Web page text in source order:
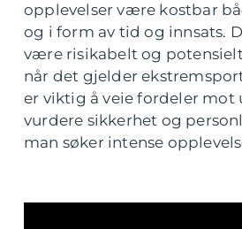
opplevelser være kostbar
og i form av tid og innsats.
være risikabelt og
når det gjelder
er viktig å veie fordeler mot
vurdere sikkerhet og
man søker intense